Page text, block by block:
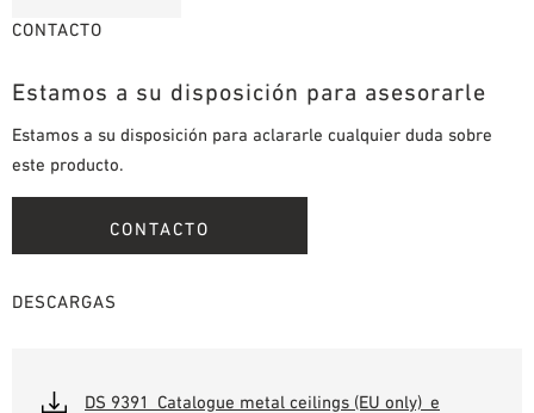
CONTACTO
Estamos a su disposición para asesorarle
Estamos a su disposición para aclararle cualquier duda sobre
este producto.
CONTACTO
DESCARGAS
DS 9391_Catalogue metal ceilings (EU only)_e